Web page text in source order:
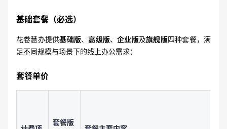
基础套餐（必选）
花卷慧办提供基础版、高级版、企业版及旗舰版四种套餐，满
足不同规模与场景下的线上办公需求：
套餐单价
套餐版